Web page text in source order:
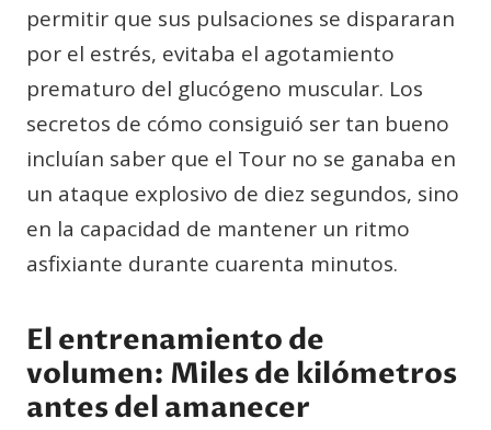
permitir que sus pulsaciones se dispararan
por el estrés, evitaba el agotamiento
prematuro del glucógeno muscular. Los
secretos de cómo consiguió ser tan bueno
incluían saber que el Tour no se ganaba en
un ataque explosivo de diez segundos, sino
en la capacidad de mantener un ritmo
asfixiante durante cuarenta minutos.
El entrenamiento de
volumen: Miles de kilómetros
antes del amanecer